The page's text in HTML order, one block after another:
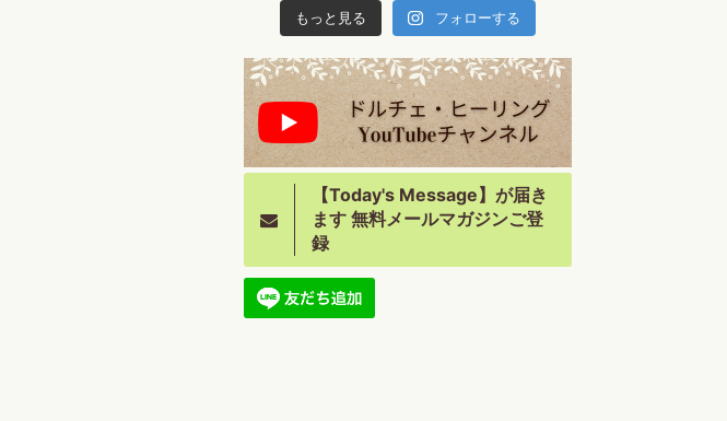
もっと見る フォローする
【Today's Message】が届き
ます 無料メールマガジンご登
録